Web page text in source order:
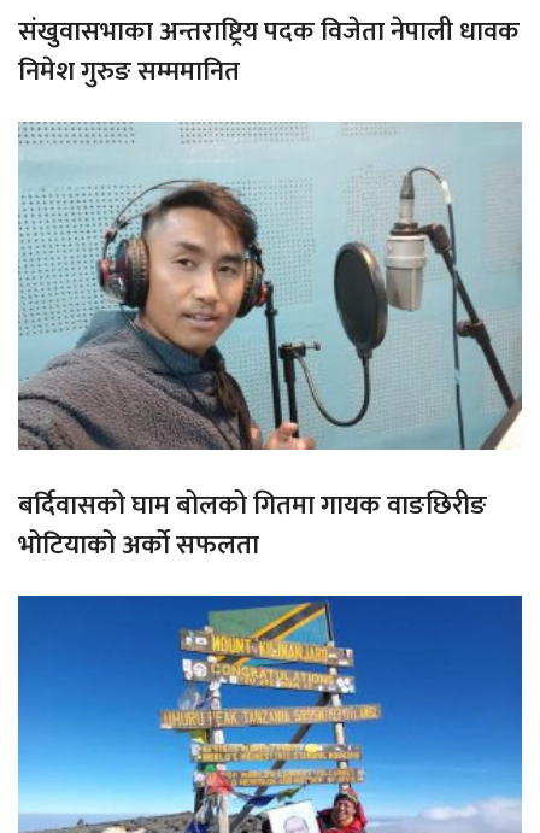
संखुवासभाका अन्तराष्ट्रिय पदक विजेता नेपाली धावक
निमेश गुरुङ सम्ममानित
बर्दिवासको घाम बोलको गितमा गायक वाङछिरीङ
भोटियाको अर्को सफलता